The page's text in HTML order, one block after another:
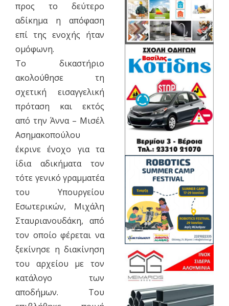
προς το δεύτερο
αδίκημα η απόφαση
επί της ενοχής ήταν
ομόφωνη.
Το δικαστήριο
ακολούθησε τη
σχετική εισαγγελική
πρόταση και εκτός
από την Άννα – Μισέλ
Ασημακοπούλου
έκρινε ένοχο για τα
ίδια αδικήματα τον
τότε γενικό γραμματέα
του Υπουργείου
Εσωτερικών, Μιχάλη
Σταυριανουδάκη, από
τον οποίο φέρεται να
ξεκίνησε η διακίνηση
του αρχείου με τον
κατάλογο των
αποδήμων. Του